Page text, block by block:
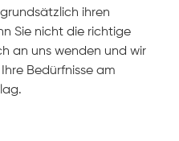
ihren
Sie nicht die richtige
an uns wenden und wir
Bedürfnisse am